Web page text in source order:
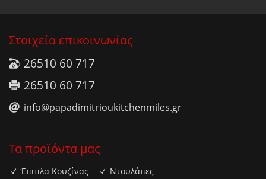
Στοιχεία επικοινωνίας
26510 60 717
26510 60 717
info@papadimitrioukitchenmiles.gr
Τα προϊόντα μας
Έπιπλα Κουζίνας
Ντουλάπες